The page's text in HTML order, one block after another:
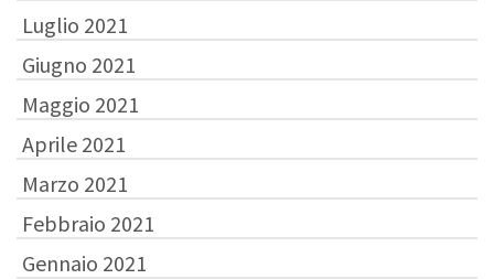
Luglio 2021
Giugno 2021
Maggio 2021
Aprile 2021
Marzo 2021
Febbraio 2021
Gennaio 2021